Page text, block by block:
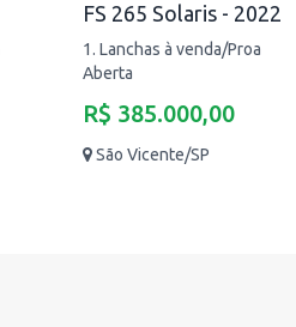
FS 265 Solaris - 2022
1. Lanchas à venda/Proa
Aberta
R$ 385.000,00
São Vicente/SP